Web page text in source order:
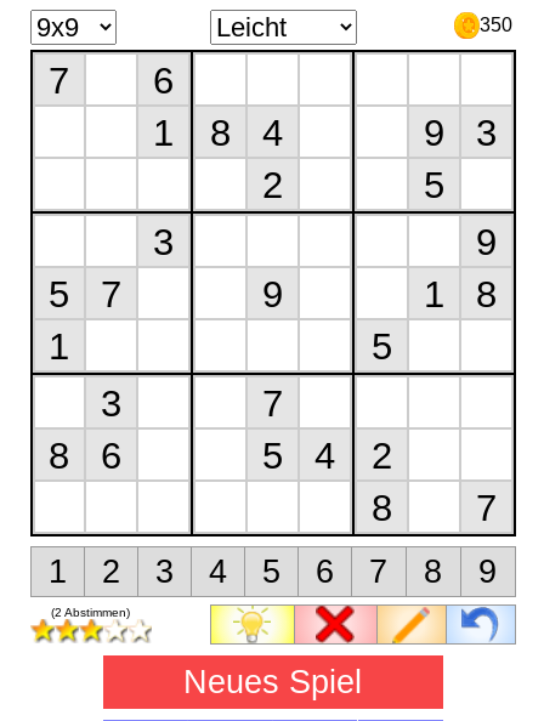
350
7
6
1
8
4
2
9
3
5
3
5
7
1
9
9
1
8
5
3
8
6
7
5
4
2
8
7
1 2 3 4 5 6 7 8 9
(2 Abstimmen)
Neues Spiel